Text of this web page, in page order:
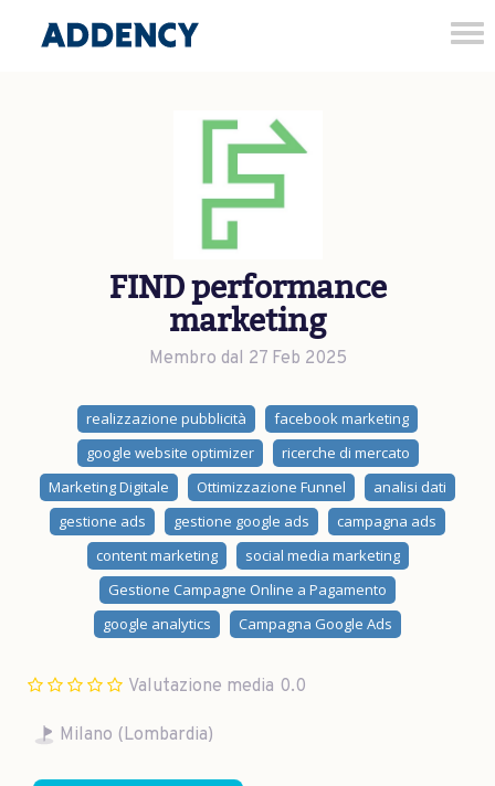
FIND performance
marketing
Membro dal 27 Feb 2025
realizzazione pubblicità
facebook marketing
google website optimizer
ricerche di mercato
Marketing Digitale
Ottimizzazione Funnel
analisi dati
gestione ads
gestione google ads
campagna ads
content marketing
social media marketing
Gestione Campagne Online a Pagamento
google analytics
Campagna Google Ads
Valutazione media 0.0
Milano (Lombardia)